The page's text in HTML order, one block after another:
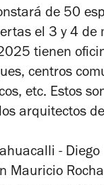
de 50
el 3 y 4 de
tienen
centros
etc. Estos
arquitectos
- Diego
Mauricio Rocha